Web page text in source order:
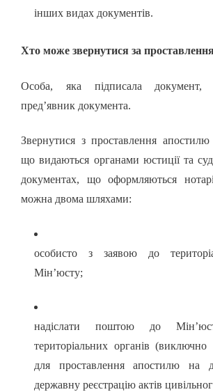
інших видах документів.
Хто може звернутися за
Особа, яка підписала документ,
пред’явник документа.
Звернутися з проставлення
що видаються органами юстиції та
документах, що оформляються
можна двома шляхами:
особисто з заявою до
Мін’юсту;
надіслати поштою до
територіальних органів
для проставлення апостилю на
державну реєстрацію актів